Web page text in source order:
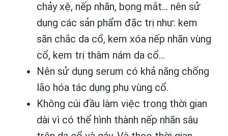
chảy xệ, nếp nhăn, bọng mắt… nên sử
dụng các sản phẩm đặc trị như: kem
săn chắc da cổ, kem xóa nếp nhăn vùng
cổ, kem trị thâm nám da cổ…
Nên sử dụng serum có khả năng chống
lão hóa tác dụng phụ vùng cổ.
Không cúi đầu làm việc trong thời gian
dài vì có thể hình thành nếp nhăn sâu